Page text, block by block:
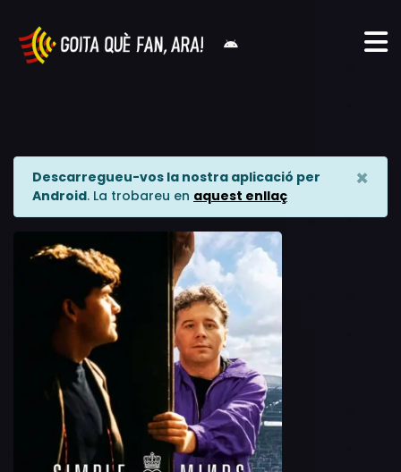
Descarregueu-vos la nostra aplicació per
Android. La trobareu en aquest enllaç
×